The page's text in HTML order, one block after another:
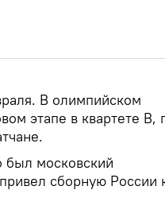
В олимпийском
этапе в квартете B,
был московский
сборную России